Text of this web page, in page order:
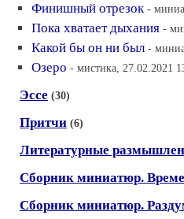
Финишный отрезок -
Пока хватает дыхания -
Какой бы он ни был -
Озеро - мистика, 27.02.2021
Эссе (30)
Притчи (6)
Литературные
Сборник миниатюр.
Сборник миниатюр.